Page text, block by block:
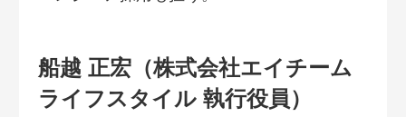
船越 正宏（株式会社エイチーム
ライフスタイル 執行役員）